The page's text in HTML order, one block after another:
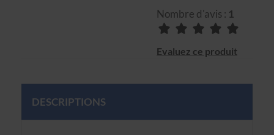
Nombre d'avis : 1
Evaluez ce produit
DESCRIPTIONS